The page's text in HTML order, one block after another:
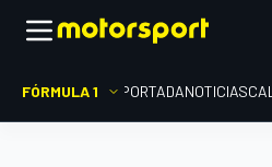
FÓRMULA 1 PORTADANOTICIAS